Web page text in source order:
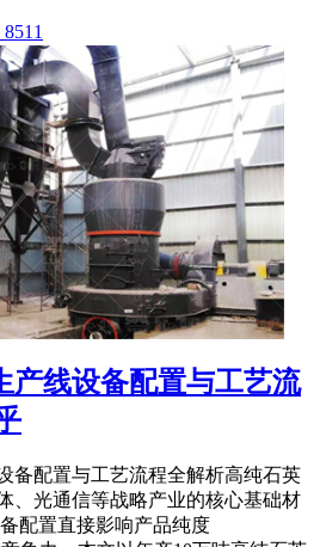
产线设备配置与工艺流
备配置与工艺流程全解析高纯石英
、光通信等战略产业的核心基础材
配置直接影响产品纯度